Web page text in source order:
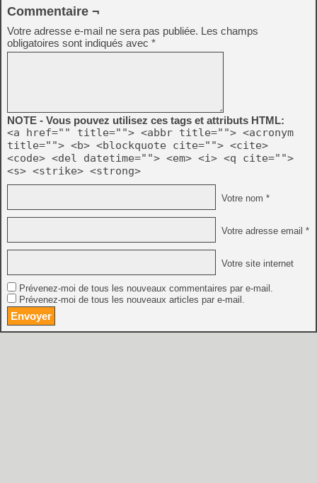
Commentaire ¬
Votre adresse e-mail ne sera pas publiée. Les champs
obligatoires sont indiqués avec *
NOTE - Vous pouvez utilisez ces tags et attributs HTML:
<a href="" title=""> <abbr title=""> <acronym
title=""> <b> <blockquote cite=""> <cite>
<code> <del datetime=""> <em> <i> <q cite="">
<s> <strike> <strong>
Votre nom *
Votre adresse email *
Votre site internet
Prévenez-moi de tous les nouveaux commentaires par e-mail.
Prévenez-moi de tous les nouveaux articles par e-mail.